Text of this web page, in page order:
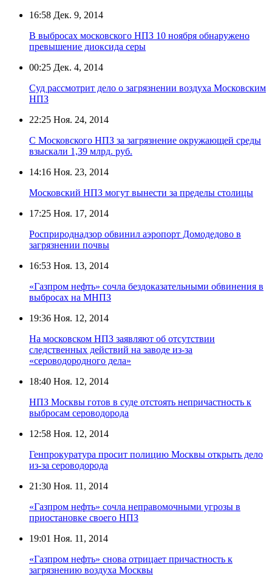
16:58 Дек. 9, 2014
В выбросах московского НПЗ 10 ноября обнаружено
превышение диоксида серы
00:25 Дек. 4, 2014
Суд рассмотрит дело о загрязнении воздуха Московским
НПЗ
22:25 Ноя. 24, 2014
С Московского НПЗ за загрязнение окружающей среды
взыскали 1,39 млрд. руб.
14:16 Ноя. 23, 2014
Московский НПЗ могут вынести за пределы столицы
17:25 Ноя. 17, 2014
Росприроднадзор обвинил аэропорт Домодедово в
загрязнении почвы
16:53 Ноя. 13, 2014
«Газпром нефть» сочла бездоказательными обвинения в
выбросах на МНПЗ
19:36 Ноя. 12, 2014
На московском НПЗ заявляют об отсутствии
следственных действий на заводе из-за
«сероводородного дела»
18:40 Ноя. 12, 2014
НПЗ Москвы готов в суде отстоять непричастность к
выбросам сероводорода
12:58 Ноя. 12, 2014
Генпрокуратура просит полицию Москвы открыть дело
из-за сероводорода
21:30 Ноя. 11, 2014
«Газпром нефть» сочла неправомочными угрозы в
приостановке своего НПЗ
19:01 Ноя. 11, 2014
«Газпром нефть» снова отрицает причастность к
загрязнению воздуха Москвы